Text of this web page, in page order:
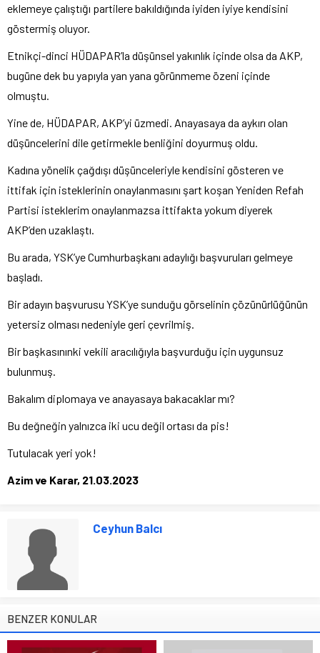
eklemeye çalıştığı partilere bakıldığında iyiden iyiye kendisini
göstermiş oluyor.
Etnikçi-dinci HÜDAPAR’la düşünsel yakınlık içinde olsa da AKP,
bugüne dek bu yapıyla yan yana görünmeme özeni içinde
olmuştu.
Yine de, HÜDAPAR, AKP’yi üzmedi. Anayasaya da aykırı olan
düşüncelerini dile getirmekle benliğini doyurmuş oldu.
Kadına yönelik çağdışı düşünceleriyle kendisini gösteren ve
ittifak için isteklerinin onaylanmasını şart koşan Yeniden Refah
Partisi isteklerim onaylanmazsa ittifakta yokum diyerek
AKP’den uzaklaştı.
Bu arada, YSK’ye Cumhurbaşkanı adaylığı başvuruları gelmeye
başladı.
Bir adayın başvurusu YSK’ye sunduğu görselinin çözünürlüğünün
yetersiz olması nedeniyle geri çevrilmiş.
Bir başkasınınki vekili aracılığıyla başvurduğu için uygunsuz
bulunmuş.
Bakalım diplomaya ve anayasaya bakacaklar mı?
Bu değneğin yalnızca iki ucu değil ortası da pis!
Tutulacak yeri yok!
Azim ve Karar, 21.03.2023
Ceyhun Balcı
BENZER KONULAR